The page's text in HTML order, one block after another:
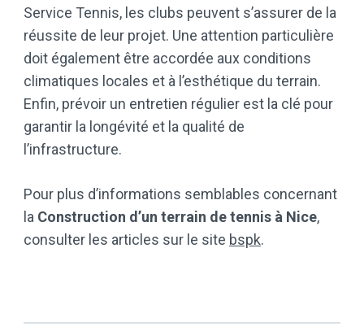
Service Tennis, les clubs peuvent s’assurer de la
réussite de leur projet. Une attention particulière
doit également être accordée aux conditions
climatiques locales et à l’esthétique du terrain.
Enfin, prévoir un entretien régulier est la clé pour
garantir la longévité et la qualité de
l’infrastructure.
Pour plus d’informations semblables concernant
la Construction d’un terrain de tennis à Nice,
consulter les articles sur le site bspk.